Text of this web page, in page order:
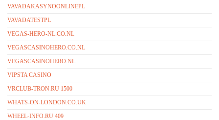
VAVADAKASYNOONLINEPL
VAVADATESTPL
VEGAS-HERO-NL.CO.NL
VEGASCASINOHERO.CO.NL
VEGASCASINOHERO.NL
VIPSTA CASINO
VRCLUB-TRON.RU 1500
WHATS-ON-LONDON.CO.UK
WHEEL-INFO.RU 409